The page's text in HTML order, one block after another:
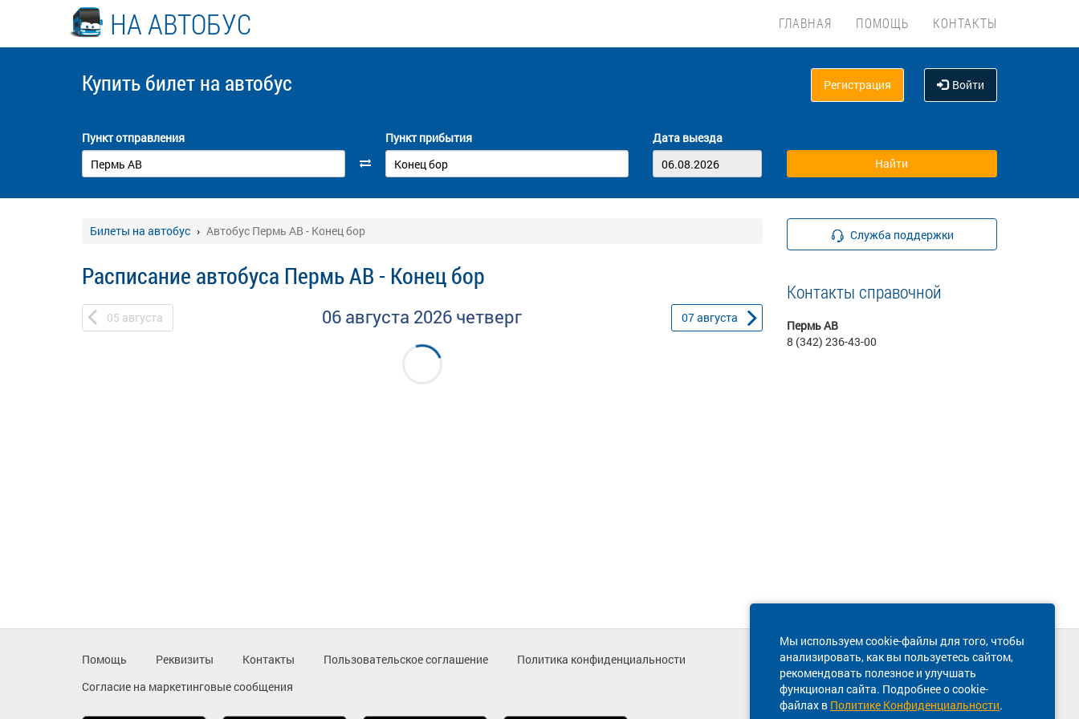
НА АВТОБУС ГЛАВНАЯ ПОМОЩЬ КОНТАКТЫ
Купить билет на автобус Регистрация Войти
Пункт отправления Пункт прибытия Дата выезда
Билеты на автобус Автобус Пермь АВ - Конец бор
Расписание автобуса Пермь АВ - Конец бор
05 августа 06 августа 2026 четверг 07августа
Служба поддержки
Контакты справочной
Пермь АВ
8 (342) 236-43-00
Мы используем cookie-файлы для того, чтобы
анализировать, как вы пользуетесь сайтом,
рекомендовать полезное и улучшать
функционал сайта. Подробнее о cookie-
файлах в Политике Конфиденциальности.
Помощь Реквизиты Контакты Пользовательское соглашение
Политика конфиденциальности
Согласие на маркетинговые сообщения
Техническая поддержка сайта
8 800 600-03-38